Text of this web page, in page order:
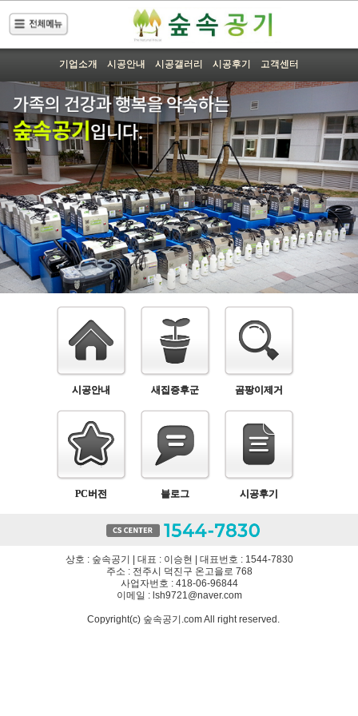
기업소개 시공안내 시공갤러리 시공후기 고객센터
시공안내 새집증후군 곰팡이제거
PC버전 블로그 시공후기
상호 : 숲속공기 | 대표 : 이승현 | 대표번호 : 1544-7830
주소 : 전주시 덕진구 온고을로 768
사업자번호 : 418-06-96844
이메일 : lsh9721@naver.com
Copyright(c) 숲속공기.com All right reserved.